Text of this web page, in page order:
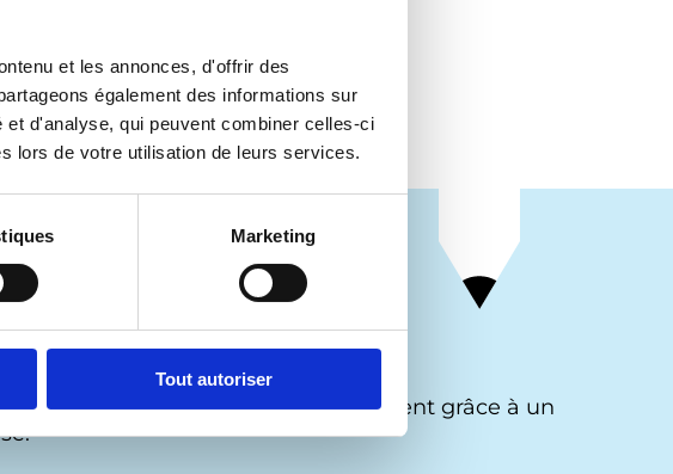
et les annonces, d'offrir des
également des informations sur
d'analyse, qui peuvent combiner celles-ci
lors de votre utilisation de leurs services.
Marketing
Tout autoriser
aux informations qui vous intéressent grâce à un